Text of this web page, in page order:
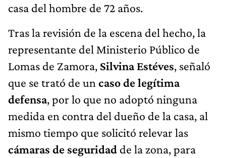
casa del hombre de 72 años.
Tras la revisión de la escena del hecho, la
representante del Ministerio Público de
Lomas de Zamora, Silvina Estéves, señaló
que se trató de un caso de legítima
defensa, por lo que no adoptó ninguna
medida en contra del dueño de la casa, al
mismo tiempo que solicitó relevar las
cámaras de seguridad de la zona, para